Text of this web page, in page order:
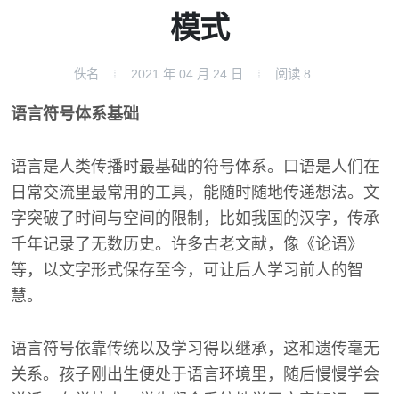
模式
佚名 2021 年 04 月 24 日 阅读 8
语言符号体系基础
语言是人类传播时最基础的符号体系。口语是人们在
日常交流里最常用的工具，能随时随地传递想法。文
字突破了时间与空间的限制，比如我国的汉字，传承
千年记录了无数历史。许多古老文献，像《论语》
等，以文字形式保存至今，可让后人学习前人的智
慧。
语言符号依靠传统以及学习得以继承，这和遗传毫无
关系。孩子刚出生便处于语言环境里，随后慢慢学会